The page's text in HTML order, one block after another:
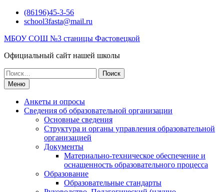
Перейти(86196)45-3-56
school3fasta@mail.ru
МБОУ СОШ №3 станицы Фастовецкой
Официальный сайт нашей школы
Поиск
по:Меню
Анкеты и опросы
Сведения об образовательной организации
Основные сведения
Структура и органы управления образовательной
организацией
Документы
Материально-техническое обеспечение и
оснащенность образовательного процесса
Образование
Образовательные стандарты